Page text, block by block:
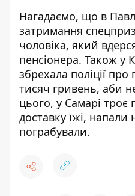
Нагадаємо, що в
затримання
чоловіка, який
пенсіонера. Також у
збрехала поліції
тисяч гривень, аби
цього, у Самарі троє
доставку їжі, напали
пограбували.